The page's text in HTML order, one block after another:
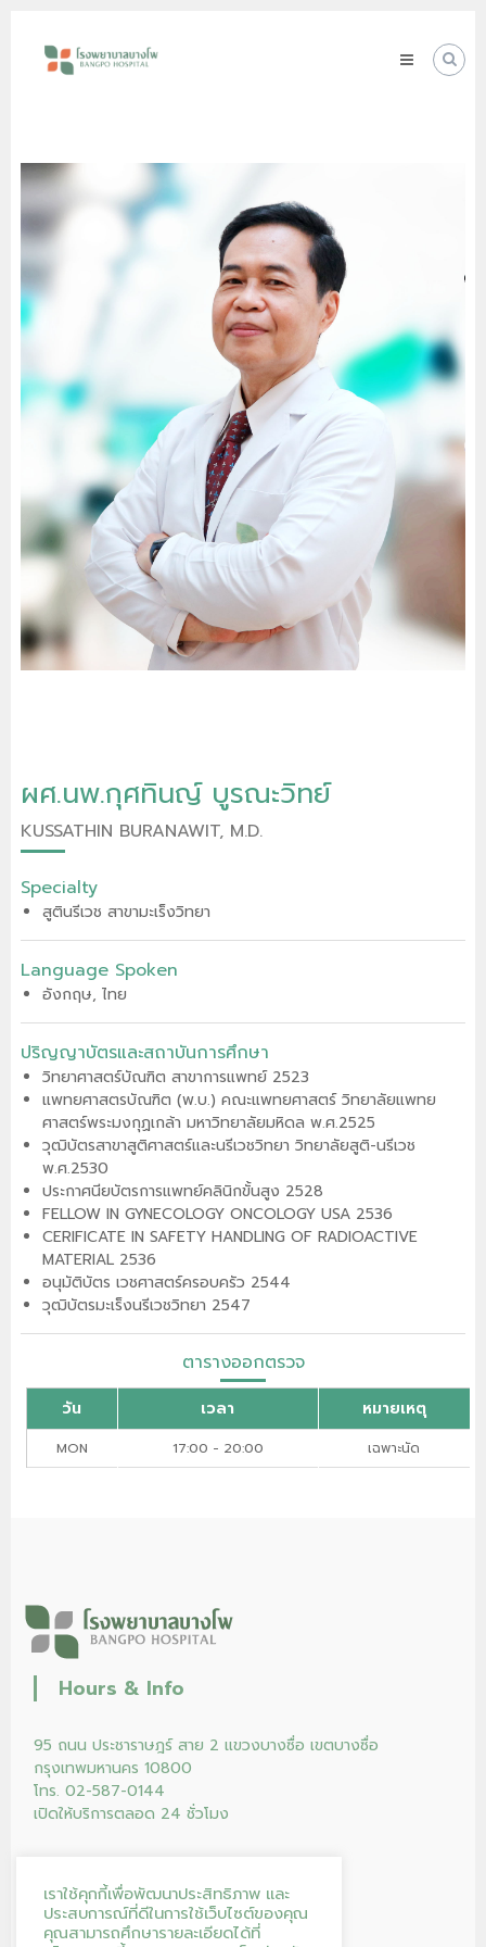
contentพยาบาล
Good
Health
ผศ.นพ.กุศทินญ์ บูรณะวิทย์
KUSSATHIN BURANAWIT, M.D.
Specialty
สูตินรีเวช สาขามะเร็งวิทยา
Language Spoken
อังกฤษ, ไทย
ปริญญาบัตรและสถาบันการศึกษา
วิทยาศาสตร์บัณฑิต สาขาการแพทย์ 2523
แพทยศาสตรบัณฑิต (พ.บ.) คณะแพทยศาสตร์ วิทยาลัยแพทย
ศาสตร์พระมงกุฏเกล้า มหาวิทยาลัยมหิดล พ.ศ.2525
วุฒิบัตรสาขาสูติศาสตร์และนรีเวชวิทยา วิทยาลัยสูติ-นรีเวช
พ.ศ.2530
ประกาศนียบัตรการแพทย์คลินิกขั้นสูง 2528
FELLOW IN GYNECOLOGY ONCOLOGY USA 2536
CERIFICATE IN SAFETY HANDLING OF RADIOACTIVE
MATERIAL 2536
อนุมัติบัตร เวชศาสตร์ครอบครัว 2544
วุฒิบัตรมะเร็งนรีเวชวิทยา 2547
ตารางออกตรวจ
วัน เวลา หมายเหตุ
MON 17:00 - 20:00 เฉพาะนัด
Hours & Info
95 ถนน ประชาราษฎร์ สาย 2 แขวงบางซื่อ เขตบางซื่อ
กรุงเทพมหานคร 10800
โทร. 02-587-0144
เปิดให้บริการตลอด 24 ชั่วโมง
เราใช้คุกกี้เพื่อพัฒนาประสิทธิภาพ และ
ประสบการณ์ที่ดีในการใช้เว็บไซต์ของคุณ
คุณสามารถศึกษารายละเอียดได้ที่